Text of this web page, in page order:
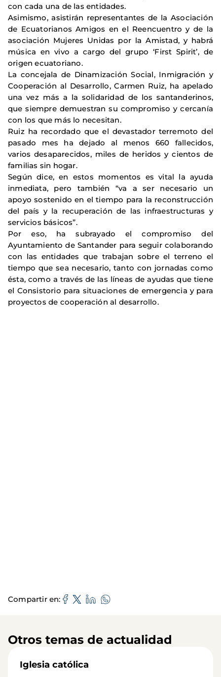
con cada una de las entidades.
Asimismo, asistirán representantes de la Asociación
de Ecuatorianos Amigos en el Reencuentro y de la
asociación Mujeres Unidas por la Amistad, y habrá
música en vivo a cargo del grupo ‘First Spirit’, de
origen ecuatoriano.
La concejala de Dinamización Social, Inmigración y
Cooperación al Desarrollo, Carmen Ruiz, ha apelado
una vez más a la solidaridad de los santanderinos,
que siempre demuestran su compromiso y cercanía
con los que más lo necesitan.
Ruiz ha recordado que el devastador terremoto del
pasado mes ha dejado al menos 660 fallecidos,
varios desaparecidos, miles de heridos y cientos de
familias sin hogar.
Según dice, en estos momentos es vital la ayuda
inmediata, pero también “va a ser necesario un
apoyo sostenido en el tiempo para la reconstrucción
del país y la recuperación de las infraestructuras y
servicios básicos”.
Por eso, ha subrayado el compromiso del
Ayuntamiento de Santander para seguir colaborando
con las entidades que trabajan sobre el terreno el
tiempo que sea necesario, tanto con jornadas como
ésta, como a través de las líneas de ayudas que tiene
el Consistorio para situaciones de emergencia y para
proyectos de cooperación al desarrollo.
Compartir en
Otros temas de actualidad
Iglesia católica